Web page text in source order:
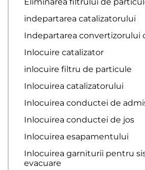
indepartarea catalizatorului
Indepartarea convertizorului
Inlocuire catalizator
inlocuire filtru de particule
Inlocuirea catalizatorului
Inlocuirea conductei de
Inlocuirea conductei de jos
Inlocuirea esapamentului
Inlocuirea garniturii pentru
evacuare